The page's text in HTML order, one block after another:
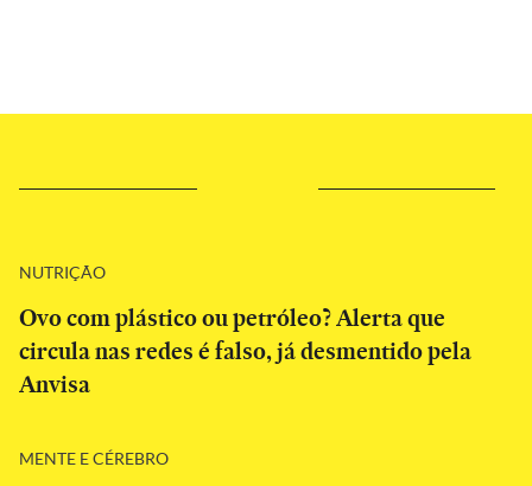
NUTRIÇÃO
Ovo com plástico ou petróleo? Alerta que
circula nas redes é falso, já desmentido pela
Anvisa
MENTE E CÉREBRO